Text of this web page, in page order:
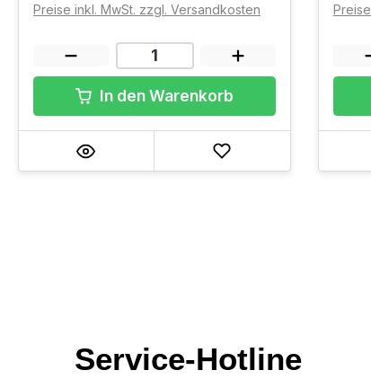
Preise inkl. MwSt. zzgl. Versandkosten
In den Warenkorb
Service-Hotline